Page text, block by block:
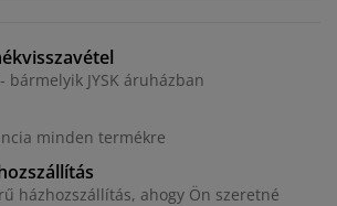
bármelyik JYSK áruházban
minden termékre
házhozszállítás, ahogy Ön szeretné